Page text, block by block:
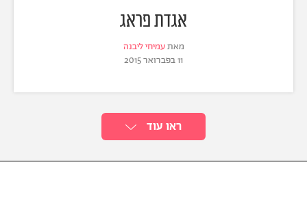
אגדת פראג
מאתעמיחי ליבנה
11 בפברואר 2015
ראו עוד